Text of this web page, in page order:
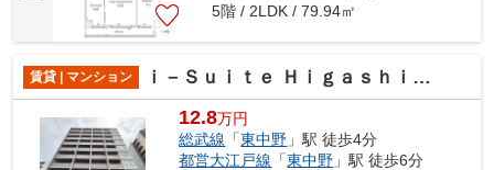
5階 / 2LDK / 79.94㎡
賃貸 | マンション ｉ－Ｓｕｉｔｅ ＨｉｇａｓｈｉＮａｋａｎｏ
12.8万円
総武線 「東中野 」駅 徒歩4分
都営大江戸線 「東中野 」駅 徒歩6分